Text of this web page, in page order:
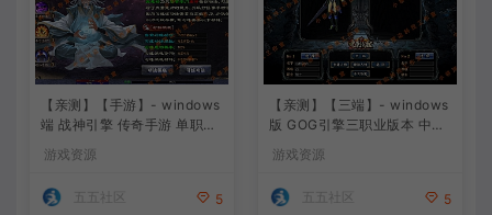
【亲测】【手游】- windows
端 战神引擎 传奇手游 单职业
版 安卓+苹果+教程+工具
游戏资源
五五社区 5
【亲测】【三端】- windows
版 GOG引擎三职业版本 中原
直接改IP即可进入游戏
游戏资源
五五社区 5